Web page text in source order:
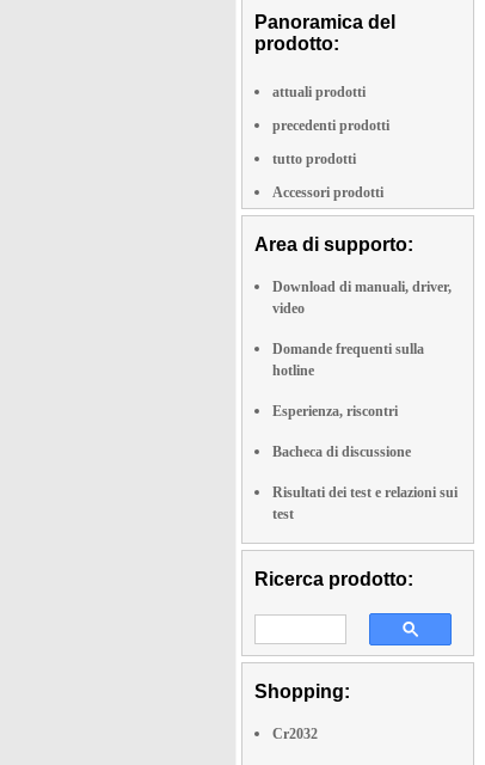
Panoramica del
prodotto:
attuali prodotti
precedenti prodotti
tutto prodotti
Accessori prodotti
Area di supporto:
Download di manuali, driver,
video
Domande frequenti sulla
hotline
Esperienza, riscontri
Bacheca di discussione
Risultati dei test e relazioni sui
test
Ricerca prodotto:
Shopping:
Cr2032